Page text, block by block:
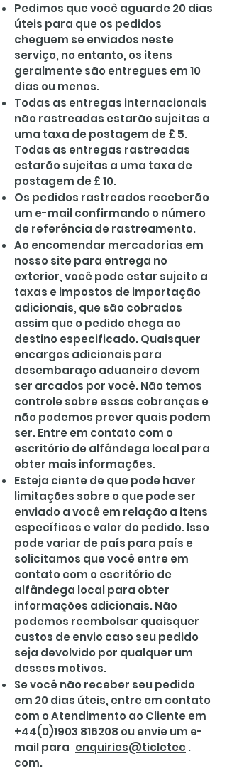
Pedimos que você aguarde 20 dias
úteis para que os pedidos
cheguem se enviados neste
serviço, no entanto, os itens
geralmente são entregues em 10
dias ou menos.
Todas as entregas internacionais
não rastreadas estarão sujeitas a
uma taxa de postagem de £ 5.
Todas as entregas rastreadas
estarão sujeitas a uma taxa de
postagem de £ 10.
Os pedidos rastreados receberão
um e-mail confirmando o número
de referência de rastreamento.
Ao encomendar mercadorias em
nosso site para entrega no
exterior, você pode estar sujeito a
taxas e impostos de importação
adicionais, que são cobrados
assim que o pedido chega ao
destino especificado. Quaisquer
encargos adicionais para
desembaraço aduaneiro devem
ser arcados por você. Não temos
controle sobre essas cobranças e
não podemos prever quais podem
ser. Entre em contato com o
escritório de alfândega local para
obter mais informações.
Esteja ciente de que pode haver
limitações sobre o que pode ser
enviado a você em relação a itens
específicos e valor do pedido. Isso
pode variar de país para país e
solicitamos que você entre em
contato com o escritório de
alfândega local para obter
informações adicionais. Não
podemos reembolsar quaisquer
custos de envio caso seu pedido
seja devolvido por qualquer um
desses motivos.
Se você não receber seu pedido
em 20 dias úteis, entre em contato
com o Atendimento ao Cliente em
+44(0)1903 816208 ou envie um e-
mail para enquiries@ticletec .
com.